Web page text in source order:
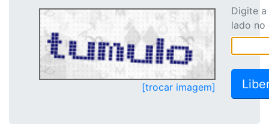
[trocar imagem]
Digite
lado no